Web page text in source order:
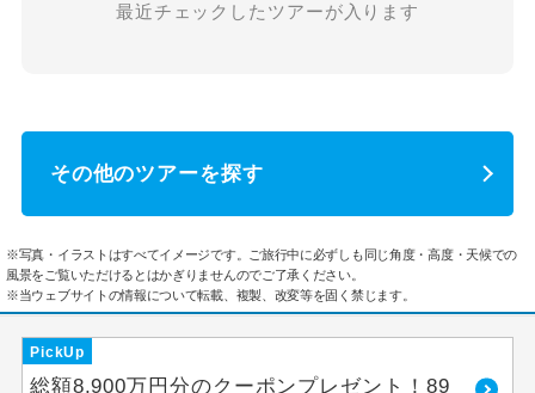
最近チェックしたツアーが入ります
その他のツアーを探す
※写真・イラストはすべてイメージです。ご旅行中に必ずしも同じ角度・高度・天候での
風景をご覧いただけるとはかぎりませんのでご了承ください。
※当ウェブサイトの情報について転載、複製、改変等を固く禁じます。
PickUp
総額8,900万円分のクーポンプレゼント！89